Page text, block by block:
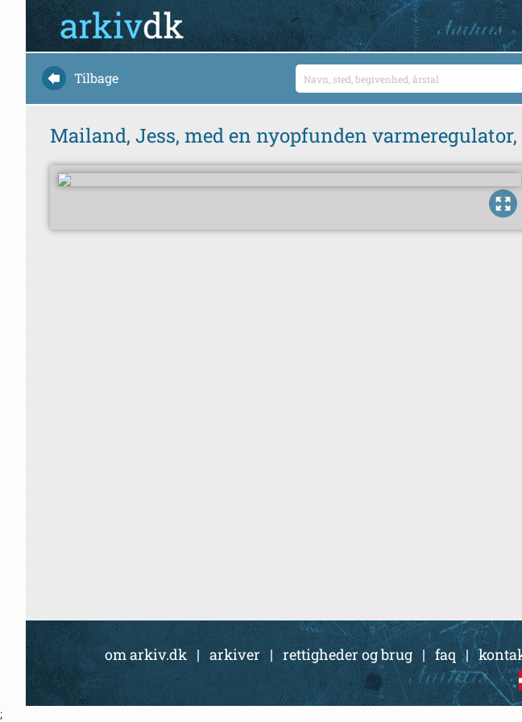
Tilbage
Mailand, Jess, med en nyopfunden
om arkiv.dk | arkiver| rettigheder og brug|faq |
;